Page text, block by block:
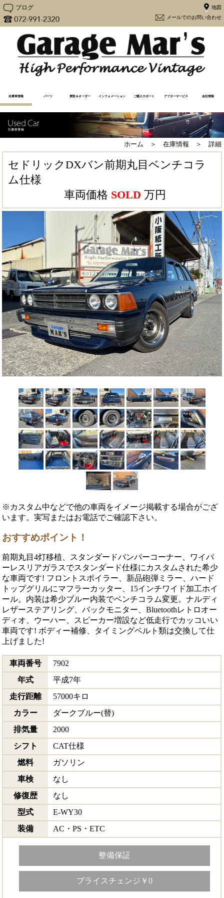
ブログ
メー
在庫車情報 パーツ 買取＆オーダー インフォメーション ご購入サポート アフターサービス 会社情報
ホーム ＞ 在庫情報 ＞ 詳細
セドリックDXバン前期丸目ベンチコラ
ム仕様
車両価格 SOLD 万円
※カスタム中などで他の車両をイメージ掲載する場合がござ
います。実写またはお電話でご確認下さい。
おすすめポイント！
前期丸目4灯移植、スタンダードバンパーコーナー、ワイパ
ーレスリアガラスでスタンダード仕様にカスタムされた希少
な車両です! フロントスポイラー、新品砲弾ミラー、ハード
トップグリルにマフラーカッター、15インチワイド加工ホイ
ール。内装は希少ブルー内装でベンチコラム変更。ナルディ
レザーステアリング、バックモニター、Bluetoothレトロオー
ディオ、ウーハー、スピーカー増設など低走行でカッコいい
車両です! ボディー補修、タイミングベルト類は交換して仕
上げました!
車両番号
7902
年式
平成7年
走行距離
57000キロ
カラー
ダークブルー(替)
排気量
2000
シフト
CAT仕様
燃料
ガソリン
車検
なし
修復歴
なし
型式
E-WY30
装備
AC・PS・ETC
整備保証
プライスチェンジ￥0